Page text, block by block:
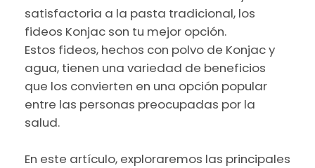
satisfactoria a la pasta tradicional, los
fideos Konjac son tu mejor opción.
Estos fideos, hechos con polvo de Konjac y
agua, tienen una variedad de beneficios
que los convierten en una opción popular
entre las personas preocupadas por la
salud.
En este artículo, exploraremos las principales